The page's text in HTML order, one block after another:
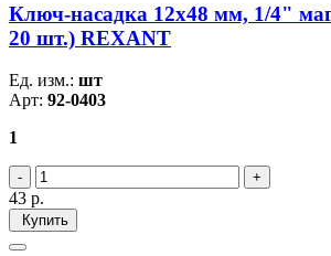
Ключ-насадка 12х48 мм, 1/4"
20 шт.) REXANT
Ед. изм.: шт
Арт: 92-0403
1
43 р.
Купить